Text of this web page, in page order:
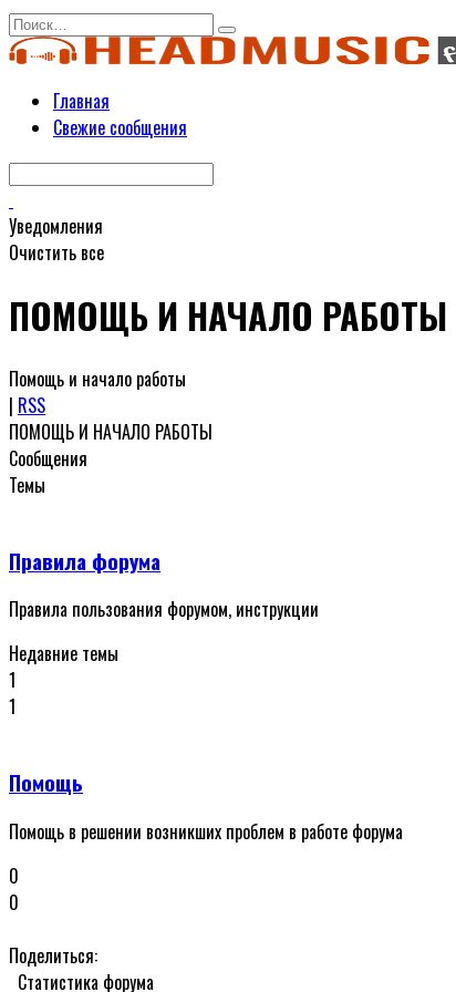
Перейти
к
Search
for:
Главная
Свежие сообщения
Уведомления
Очистить все
ПОМОЩЬ И НАЧАЛО РАБОТЫ
Помощь и начало работы
| RSS
ПОМОЩЬ И НАЧАЛО РАБОТЫ
Сообщения
Темы
Правила форума
Правила пользования форумом, инструкции
Недавние темы
1
1
Помощь
Помощь в решении возникших проблем в работе форума
0
0
Поделиться:
Статистика форума